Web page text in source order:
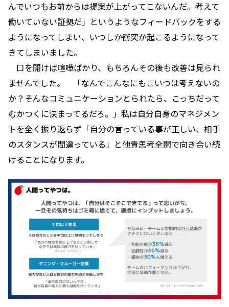
んでいつもお前からは提案が上がってこないんだ。考えて
働いていない証拠だ」というようなフィードバックをする
ようになってしまい、いつしか衝突が起こるようになって
きてしまいました。
口を開けば喧嘩ばかり、もちろんその後も改善は見られ
ませんでした。 「なんでこんなにもこいつは考えないの
か？そんなコミュニケーションとられたら、こっちだって
むかつくに決まってるだろ。」私は自分自身のマネジメン
トを全く振り返らず「自分の言っている事が正しい、相手
のスタンスが間違っている」と他責思考全開で向き合い続
けることになります。